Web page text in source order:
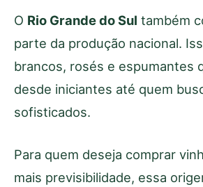
O Rio Grande do Sul também
parte da produção nacional.
brancos, rosés e espumantes
desde iniciantes até quem
sofisticados.
Para quem deseja comprar
mais previsibilidade, essa